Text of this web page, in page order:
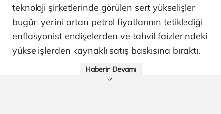
teknoloji şirketlerinde görülen sert yükselişler
bugün yerini artan petrol fiyatlarının tetiklediği
enflasyonist endişelerden ve tahvil faizlerindeki
yükselişlerden kaynaklı satış baskısına bıraktı.
Haberin Devamı